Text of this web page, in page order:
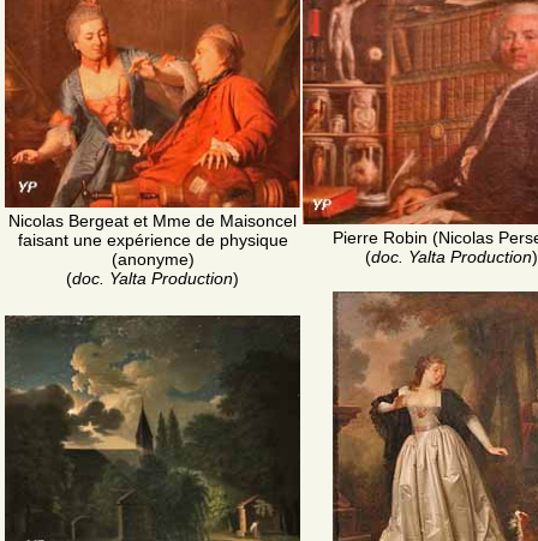
Nicolas Bergeat et Mme de Maisoncel
faisant une expérience de physique
(anonyme)
(doc. Yalta Production)
Pierre Robin (Nicolas
(doc. Yalta Production)